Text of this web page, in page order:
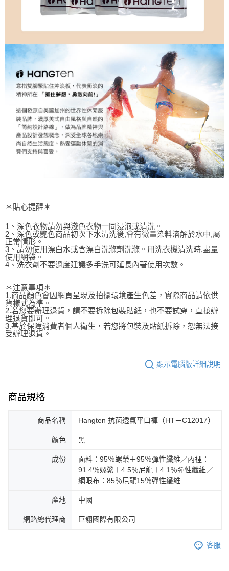
＊貼心提醒＊
1、深色衣物請勿與淺色衣物一同浸泡或清洗。
2、深色或艷色商品初次下水清洗後,會有微量染料溶解於水中,屬
正常情形。
3、請勿使用漂白水或含漂白洗滌劑洗滌。用洗衣機清洗時,盡量
使用網袋。
4、洗衣劑不要過度建議多手洗可延長內著使用次數。
＊注意事項＊
1.商品顏色會因網頁呈現及拍攝環境產生色差，實際商品請依供
貨樣式為準。
2.若您要辦理退貨，請不要拆除包裝貼紙，也不要試穿，直接辦
理退貨即可。
3.基於保障消費者個人衛生，若您將包裝及貼紙拆除，恕無法接
受辦理退貨。
顯示電腦版詳細說明
商品規格
商品名稱 Hangten 抗菌透氣平口褲（HT－C12017）
顏色 黑
成份
面料：95％螺榮＋95％彈性纖維／內裡：
91.4％嫘縈＋4.5％尼龍＋4.1％彈性纖維／
網眼布：85％尼龍15％彈性纖維
產地 中國
網路總代理商 巨翎國際有限公司
客服